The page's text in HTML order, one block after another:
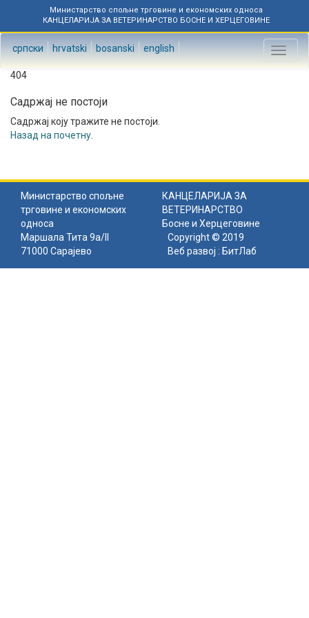
Министарство спољне трговине и економских односа
КАНЦЕЛАРИЈА ЗА ВЕТЕРИНАРСТВО БОСНЕ И ХЕРЦЕГОВИНЕ
српски hrvatski bosanski english
Toggle
404
Садржај не постоји
Садржај коју тражите не постоји.
Назад на почетну
Министарство спољне
трговине и економских
односа
КАНЦЕЛАРИЈА ЗА
ВЕТЕРИНАРСТВО
Босне и Херцеговине
Маршала Тита 9а/II
71000 Сарајево
Copyright © 2019
Веб развој : БитЛаб